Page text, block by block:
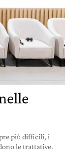
più difficili, i
le trattative.